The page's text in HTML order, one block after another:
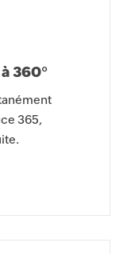
360°
365,